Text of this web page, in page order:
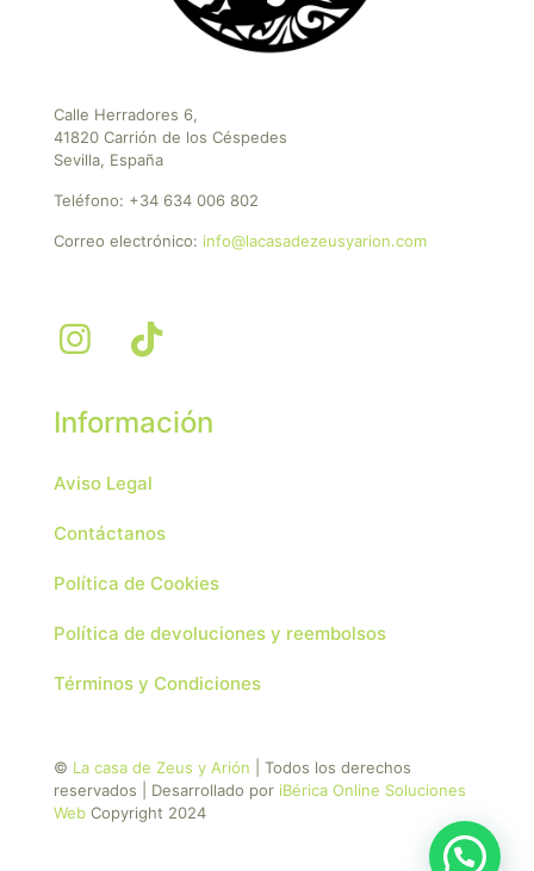
Calle Herradores 6,
41820 Carrión de los Céspedes
Sevilla, España
Teléfono: +34 634 006 802
Correo electrónico: info@lacasadezeusyarion.com
Información
Aviso Legal
Contáctanos
Política de Cookies
Política de devoluciones y reembolsos
Términos y Condiciones
© La casa de Zeus y Arión | Todos los derechos
reservados | Desarrollado por iBérica Online Soluciones
Web Copyright 2024